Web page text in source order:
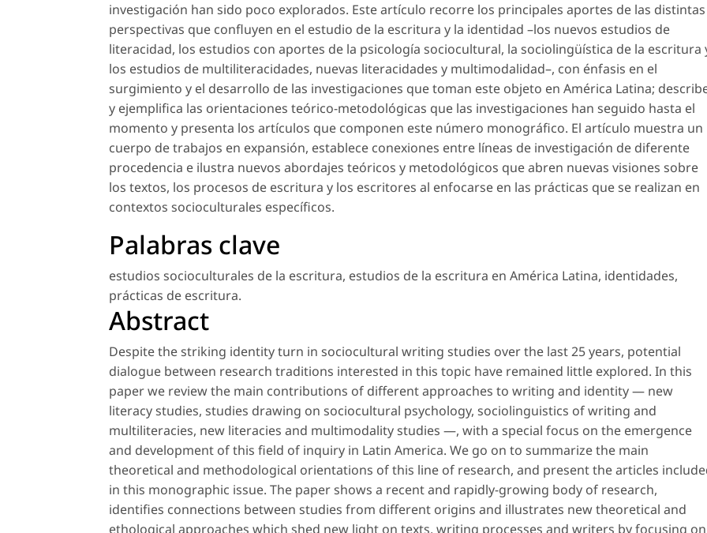
investigación han sido poco explorados. Este artículo recorre los principales aportes de las distintas
perspectivas que confluyen en el estudio de la escritura y la identidad –los nuevos estudios de
literacidad, los estudios con aportes de la psicología sociocultural, la sociolingüística de la escritura
los estudios de multiliteracidades, nuevas literacidades y multimodalidad–, con énfasis en el
surgimiento y el desarrollo de las investigaciones que toman este objeto en América Latina;
y ejemplifica las orientaciones teórico-metodológicas que las investigaciones han seguido hasta el
momento y presenta los artículos que componen este número monográfico. El artículo muestra un
cuerpo de trabajos en expansión, establece conexiones entre líneas de investigación de diferente
procedencia e ilustra nuevos abordajes teóricos y metodológicos que abren nuevas visiones sobre
los textos, los procesos de escritura y los escritores al enfocarse en las prácticas que se realizan en
contextos socioculturales específicos.
Palabras clave
estudios socioculturales de la escritura, estudios de la escritura en América Latina, identidades,
prácticas de escritura.
Abstract
Despite the striking identity turn in sociocultural writing studies over the last 25 years, potential
dialogue between research traditions interested in this topic have remained little explored. In this
paper we review the main contributions of different approaches to writing and identity — new
literacy studies, studies drawing on sociocultural psychology, sociolinguistics of writing and
multiliteracies, new literacies and multimodality studies —, with a special focus on the emergence
and development of this field of inquiry in Latin America. We go on to summarize the main
theoretical and methodological orientations of this line of research, and present the articles
in this monographic issue. The paper shows a recent and rapidly-growing body of research,
identifies connections between studies from different origins and illustrates new theoretical and
ethological approaches which shed new light on texts, writing processes and writers by focusing on